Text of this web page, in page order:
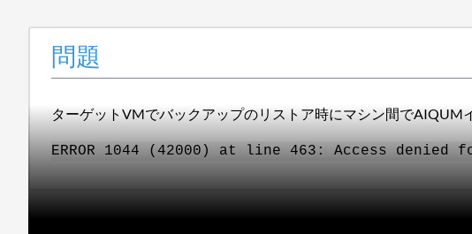
問題
ターゲットVMでバックアップのリストア時にマシン間でAIQUM
ERROR 1044 (42000) at line 463: Access